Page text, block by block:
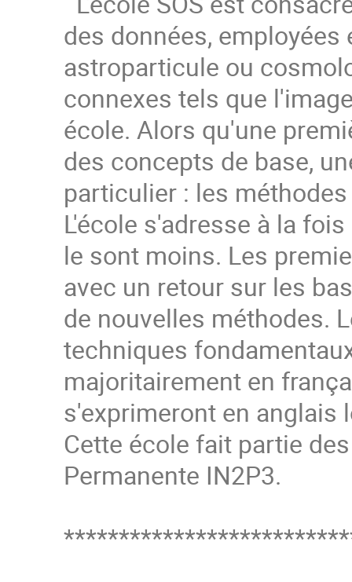
des données,
astroparticule ou
connexes tels que
école. Alors qu'une
des concepts de base,
particulier : les
L'école s'adresse à la
le sont moins. Les
avec un retour sur les
de nouvelles méthodes.
techniques
majoritairement en
s'exprimeront en anglais
Cette école fait partie
Permanente IN2P3.